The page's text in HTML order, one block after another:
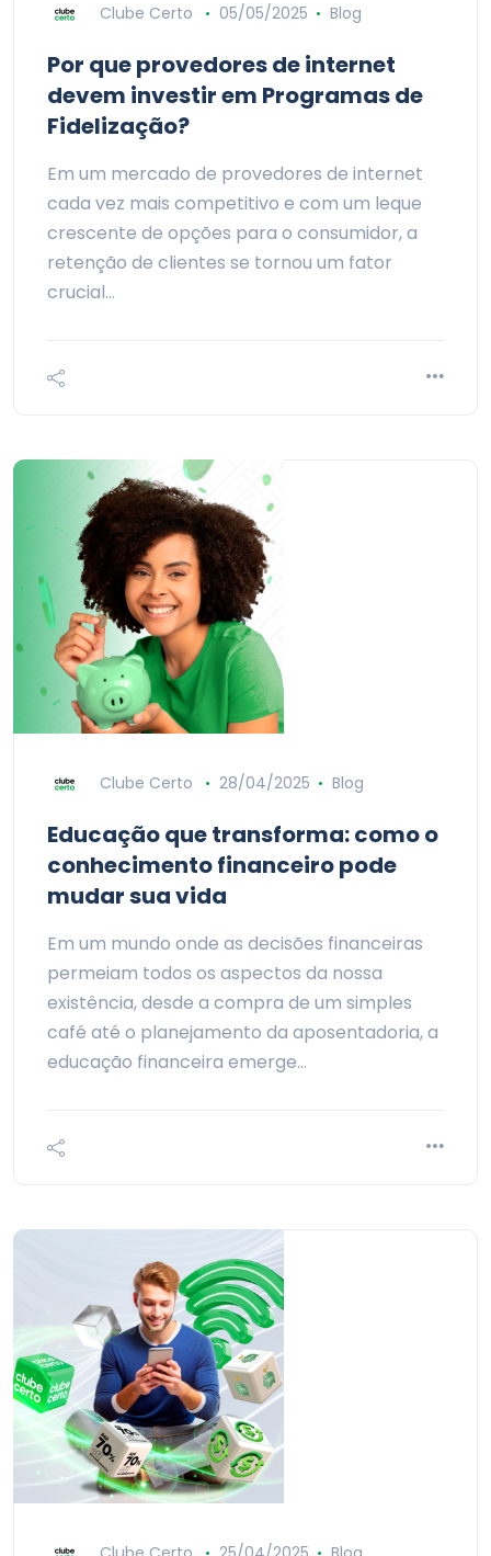
Clube Certo 05/05/2025 Blog
Por que provedores de internet
devem investir em Programas de
Fidelização?
Em um mercado de provedores de internet
cada vez mais competitivo e com um leque
crescente de opções para o consumidor, a
retenção de clientes se tornou um fator
crucial…
Clube Certo 28/04/2025 Blog
Educação que transforma: como o
conhecimento financeiro pode
mudar sua vida
Em um mundo onde as decisões financeiras
permeiam todos os aspectos da nossa
existência, desde a compra de um simples
café até o planejamento da aposentadoria, a
educação financeira emerge…